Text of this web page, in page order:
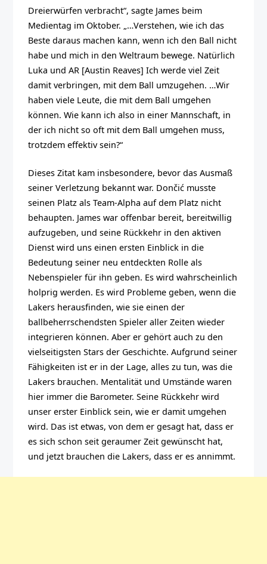
Dreierwürfen verbracht“, sagte James beim
Medientag im Oktober. „…Verstehen, wie ich das
Beste daraus machen kann, wenn ich den Ball nicht
habe und mich in den Weltraum bewege. Natürlich
Luka und AR [Austin Reaves] Ich werde viel Zeit
damit verbringen, mit dem Ball umzugehen. …Wir
haben viele Leute, die mit dem Ball umgehen
können. Wie kann ich also in einer Mannschaft, in
der ich nicht so oft mit dem Ball umgehen muss,
trotzdem effektiv sein?“
Dieses Zitat kam insbesondere, bevor das Ausmaß
seiner Verletzung bekannt war. Dončić musste
seinen Platz als Team-Alpha auf dem Platz nicht
behaupten. James war offenbar bereit, bereitwillig
aufzugeben, und seine Rückkehr in den aktiven
Dienst wird uns einen ersten Einblick in die
Bedeutung seiner neu entdeckten Rolle als
Nebenspieler für ihn geben. Es wird wahrscheinlich
holprig werden. Es wird Probleme geben, wenn die
Lakers herausfinden, wie sie einen der
ballbeherrschendsten Spieler aller Zeiten wieder
integrieren können. Aber er gehört auch zu den
vielseitigsten Stars der Geschichte. Aufgrund seiner
Fähigkeiten ist er in der Lage, alles zu tun, was die
Lakers brauchen. Mentalität und Umstände waren
hier immer die Barometer. Seine Rückkehr wird
unser erster Einblick sein, wie er damit umgehen
wird. Das ist etwas, von dem er gesagt hat, dass er
es sich schon seit geraumer Zeit gewünscht hat,
und jetzt brauchen die Lakers, dass er es annimmt.